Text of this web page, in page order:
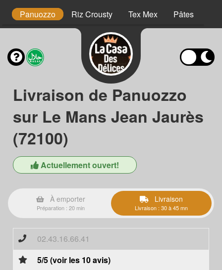
Panuozzo Riz Crousty Tex Mex Pâtes
Livraison de Panuozzo
sur Le Mans Jean Jaurès
(72100)
Actuellement ouvert!
À emporter
Préparation : 20 min
Livraison
Livraison : 30 à 45 mn
02.43.16.66.41
5/5 (voir les 10 avis)